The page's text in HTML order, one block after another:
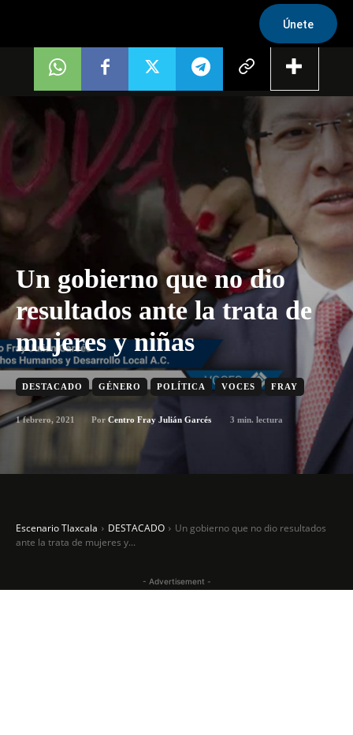
Únete
Un gobierno que no dio
resultados ante la trata de
mujeres y niñas
DESTACADO GÉNERO POLÍTICA VOCES FRAY
1 febrero, 2021 Por Centro Fray Julián Garcés 3 min. lectura
Escenario Tlaxcala DESTACADO
Un gobierno que no dio resultados
ante la trata de mujeres y...
- Advertisement -